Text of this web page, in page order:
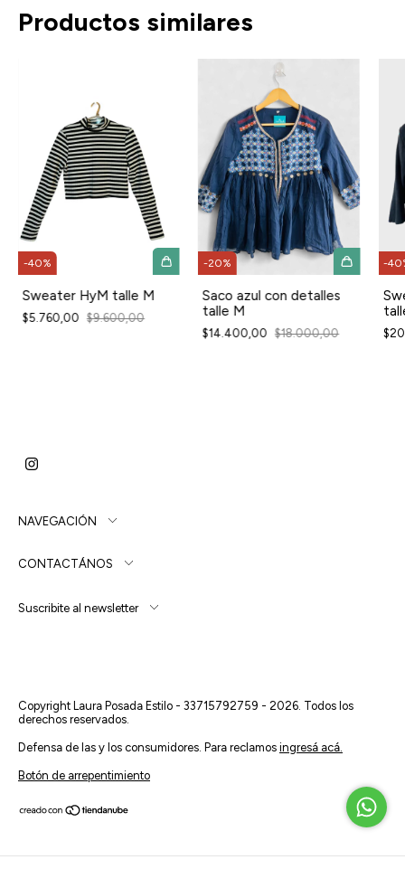
Productos similares
-40%
Sweater HyM talle M
$5.760,00 $9.600,00
-20%
Saco azul con detalles
talle M
$14.400,00 $18.000,00
-40
NAVEGACIÓN
CONTACTÁNOS
Suscribite al newsletter
Copyright Laura Posada Estilo - 33715792759 - 2026. Todos los
derechos reservados.
Defensa de las y los consumidores. Para reclamos ingresá acá.
Botón de arrepentimiento